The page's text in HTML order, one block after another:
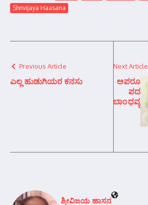
Shrivijaya Haasana
Previous Article
ಎಲ್ಲ ಹುಡುಗಿಯರ ಕನಸು
Next Article
ಅಪರೂ
ಪದ
ಬಾಂಧವ್ಯ
ಶ್ರೀವಿಜಯ ಹಾಸನ